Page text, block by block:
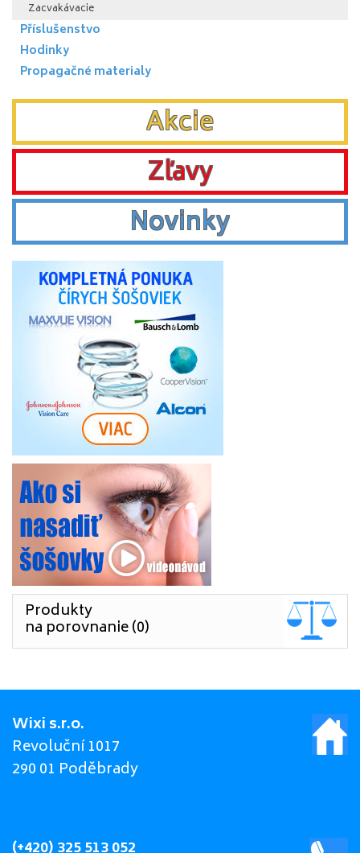
Zacvakávacie
Příslušenstvo
Hodinky
Propagačné materialy
Akcie
Zľavy
Novinky
Produkty
na porovnanie (0)
Wixi s.r.o.
Revoluční 1017
290 01 Poděbrady